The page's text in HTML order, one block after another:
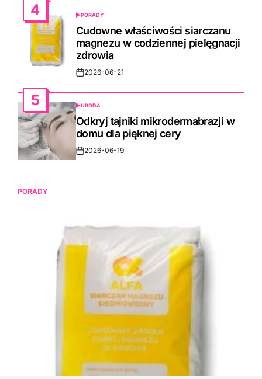
4
POSTED
IN
PORADY
Cudowne właściwości siarczanu
magnezu w codziennej pielęgnacji
zdrowia
Post2026-06-21
5
POSTED
IN
URODA
Odkryj tajniki mikrodermabrazji w
domu dla pięknej cery
Post2026-06-19
PORADY